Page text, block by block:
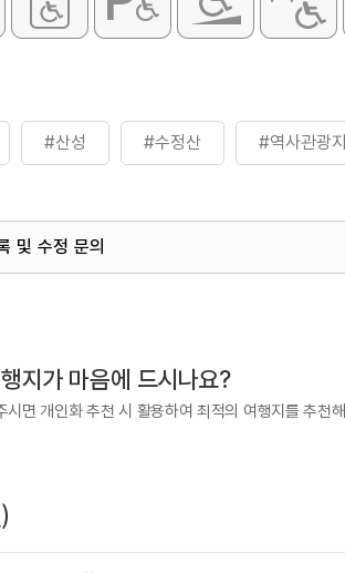
#산성 #수정산 #역사관광지
및 수정 문의
지가 마음에 드시나요?
시면 개인화 추천 시 활용하여 최적의 여행지를 추천